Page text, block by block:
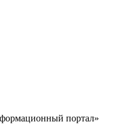
портал»